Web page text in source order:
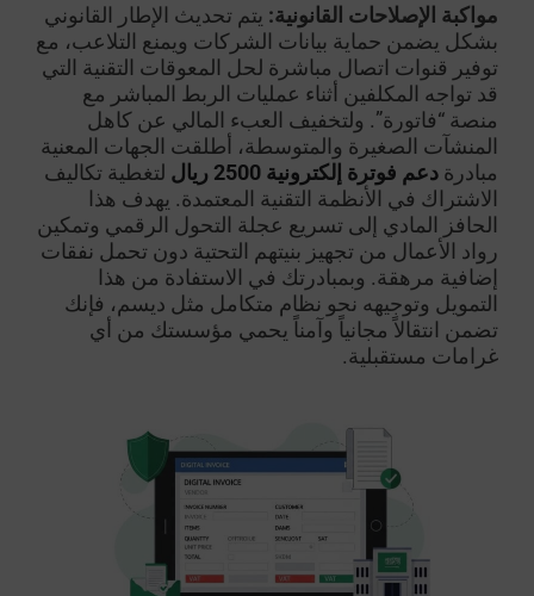
مواكبة الإصلاحات القانونية: يتم تحديث الإطار القانوني
بشكل يضمن حماية بيانات الشركات ويمنع التلاعب، مع
توفير قنوات اتصال مباشرة لحل المعوقات التقنية التي
قد تواجه المكلفين أثناء عمليات الربط المباشر مع
منصة “فاتورة”. ولتخفيف العبء المالي عن كاهل
المنشآت الصغيرة والمتوسطة، أطلقت الجهات المعنية
مبادرة دعم فوترة إلكترونية 2500 ريال
لتغطية تكاليف
الاشتراك في الأنظمة التقنية المعتمدة. يهدف هذا
الحافز المادي إلى تسريع عجلة التحول الرقمي وتمكين
رواد الأعمال من تجهيز بنيتهم التحتية دون تحمل نفقات
إضافية مرهقة. وبمبادرتك في الاستفادة من هذا
التمويل وتوجيهه نحو نظام متكامل مثل ديسم، فإنك
تضمن انتقالاً مجانياً وآمناً يحمي مؤسستك من أي
غرامات مستقبلية.